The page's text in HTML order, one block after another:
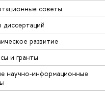
советы
диссертаций
развитие
и гранты
научно-информационные